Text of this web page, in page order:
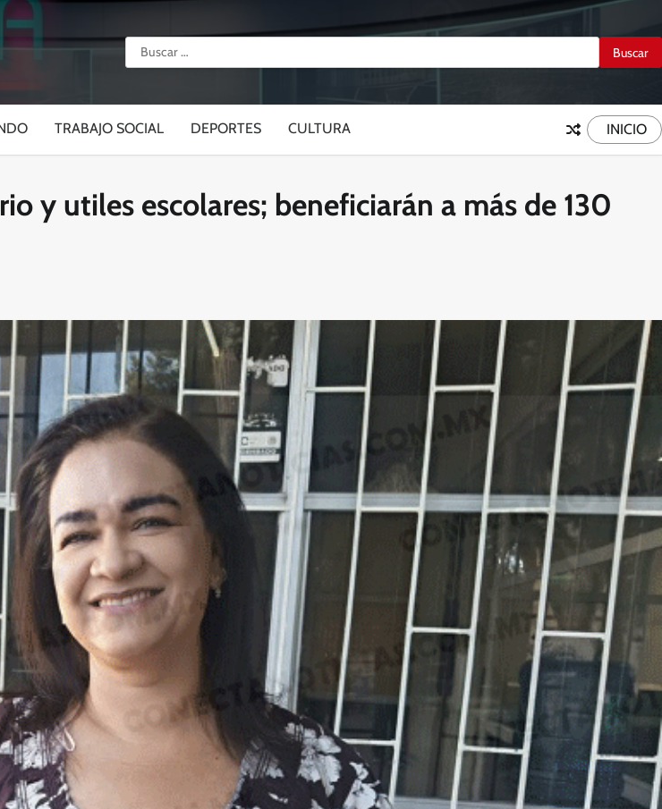
Buscar:
TRABAJO SOCIAL DEPORTES CULTURA INICIO
y utiles escolares; beneficiarán a más de 130